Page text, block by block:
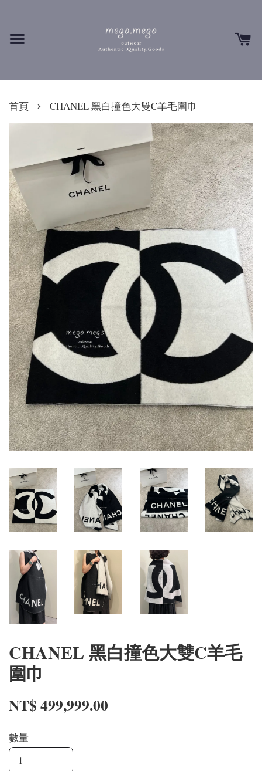
首頁 › CHANEL 黑白撞色大雙C羊毛圍巾
CHANEL 黑白撞色大雙C羊毛
圍巾
NT$ 499,999.00
數量